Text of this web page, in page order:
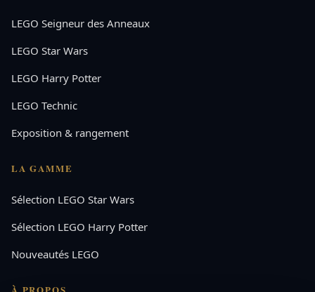
LEGO Seigneur des Anneaux
LEGO Star Wars
LEGO Harry Potter
LEGO Technic
Exposition & rangement
LA GAMME
Sélection LEGO Star Wars
Sélection LEGO Harry Potter
Nouveautés LEGO